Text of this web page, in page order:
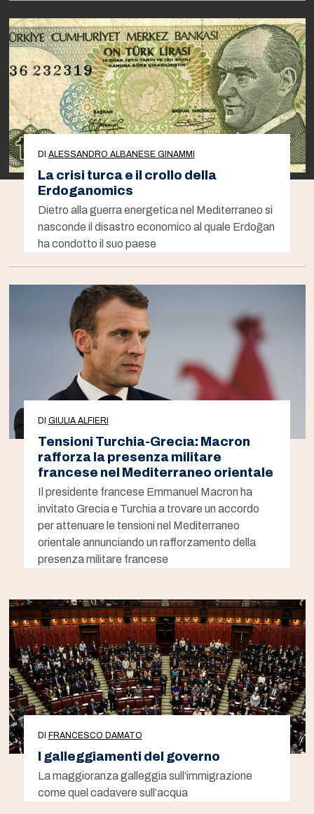
DI ALESSANDRO ALBANESE GINAMMI
La crisi turca e il crollo della
Erdoganomics
Dietro alla guerra energetica nel Mediterraneo si
nasconde il disastro economico al quale Erdoğan
ha condotto il suo paese
DI GIULIA ALFIERI
Tensioni Turchia-Grecia: Macron
rafforza la presenza militare
francese nel Mediterraneo orientale
Il presidente francese Emmanuel Macron ha
invitato Grecia e Turchia a trovare un accordo
per attenuare le tensioni nel Mediterraneo
orientale annunciando un rafforzamento della
presenza militare francese
DI FRANCESCO DAMATO
I galleggiamenti del governo
La maggioranza galleggia sull’immigrazione
come quel cadavere sull’acqua